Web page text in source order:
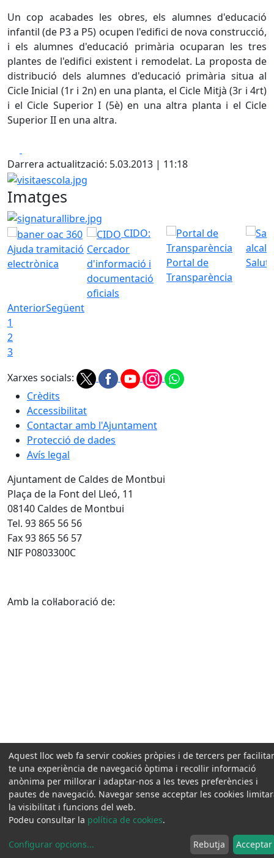
Un cop acabades les obres, els alumnes d'educació
infantil (de P3 a P5) ocupen l'edifici de nova construcció,
i els alumnes d'educació primària ocuparan les tres
plantes de l'edifici existent i remodelat. La proposta de
distribució dels alumnes d'educació primària situa al
Cicle Inicial (1r i 2n) en una planta, el Cicle Mitjà (3r i 4rt)
i el Cicle Superior I (5è) en una altra planta i el Cicle
Superior II en una altra.
Darrera actualització: 5.03.2013 | 11:18
visitaescola.jpg
Imatges
signaturallibre.jpg
Ajuda tramitació
electrònica
CIDO:
Cercador
d'informació i
documentació
oficials
Portal de
Transparència
AnteriorSegüent
1
2
3
Xarxes socials:
Crèdits
Accessibilitat
Contactar amb l'Ajuntament
Protecció de dades
Avís legal
Ajuntament de Caldes de Montbui
Plaça de la Font del Lleó, 11
08140 Caldes de Montbui
Tel. 93 865 56 56
Fax 93 865 56 57
NIF P0803300C
Amb la col·laboració de:
Aquest lloc web fa servir cookies pròpies i de tercers per
te una experiència de navegació òptima i recollir informació
anònima per millorar i adaptar-nos a les teves preferències i
pautes de navegació. Navegar sense acceptar les cookies
la visibilitat i funcions del web.
Podeu consultar la política de cookies.
Configurar opcions... Rebutja Acceptar